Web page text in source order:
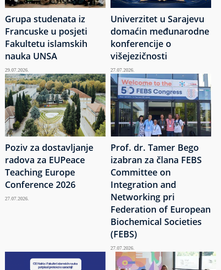
Grupa studenata iz
Francuske u posjeti
Fakultetu islamskih
nauka UNSA
29.07.2026.
Univerzitet u Sarajevu
domaćin međunarodne
konferencije o
višejezičnosti
27.07.2026.
Poziv za dostavljanje
radova za EUPeace
Teaching Europe
Conference 2026
27.07.2026.
Prof. dr. Tamer Bego
izabran za člana FEBS
Committee on
Integration and
Networking pri
Federation of European
Biochemical Societies
(FEBS)
27.07.2026.